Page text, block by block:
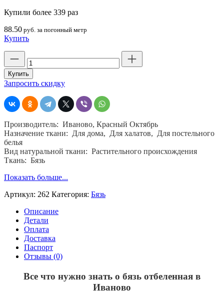
Купили более 339 раз
88.50 руб. за погонный метр
Купить
товара
Бязь
отбеленная
Иваново,
262,
150,
пл.
хб.100
%
Купить
Запросить скидку
Производитель: Иваново, Красный Октябрь
Назначение ткани: Для дома, Для халатов, Для постельного
белья
Вид натуральной ткани: Растительного происхождения
Ткань: Бязь
Показать больше...
Артикул: 262 Категория: Бязь
Описание
Детали
Оплата
Доставка
Паспорт
Отзывы (0)
Все что нужно знать о бязь отбеленная в
Иваново